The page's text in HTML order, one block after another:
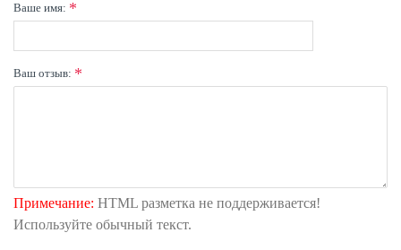
Ваше имя:
Ваш отзыв:
Примечание: HTML разметка не поддерживается!
Используйте обычный текст.